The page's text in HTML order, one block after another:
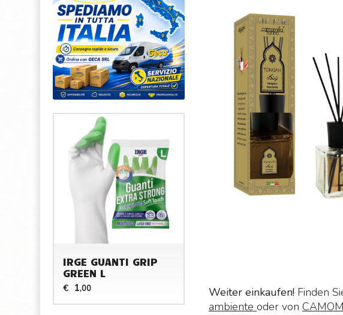
Weiter einkaufen!Finden
ambiente oder von
IRGE GUANTI GRIP
GREEN L
€ 1,00